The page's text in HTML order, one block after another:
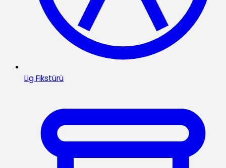
Lig Fikstürü